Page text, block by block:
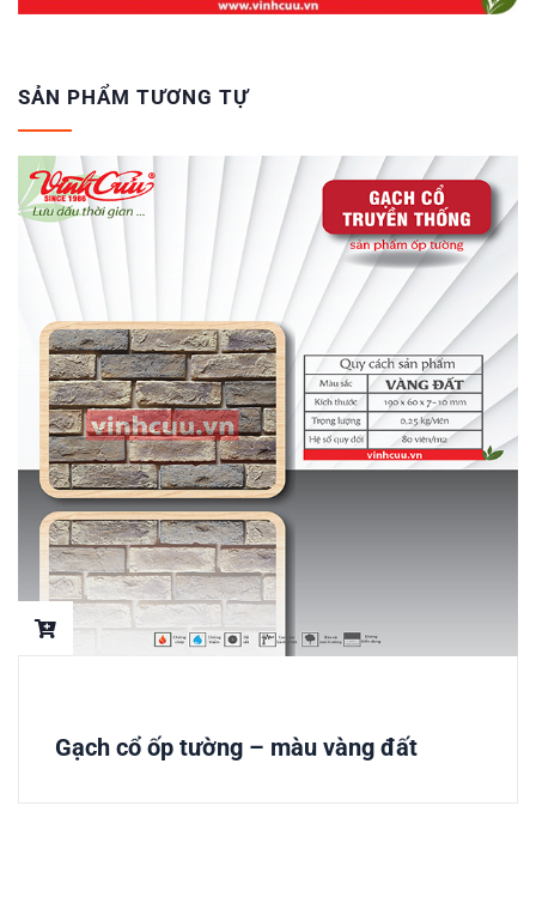
SẢN PHẨM TƯƠNG TỰ
Gạch cổ ốp tường – màu vàng đất